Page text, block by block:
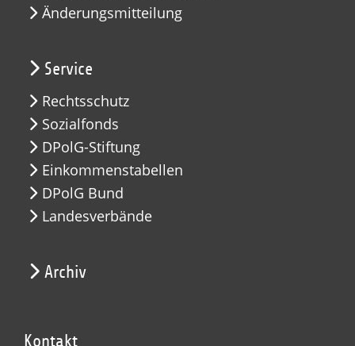
Änderungsmitteilung
Service
Rechtsschutz
Sozialfonds
DPolG-Stiftung
Einkommenstabellen
DPolG Bund
Landesverbände
Archiv
Kontakt